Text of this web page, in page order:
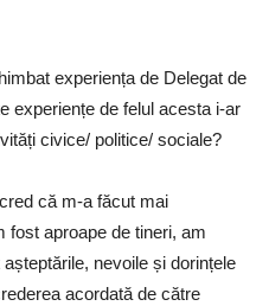
experiența de Delegat de
experiențe de felul acesta i-ar
civice/ politice/ sociale?
că m-a făcut mai
fost aproape de tineri, am
nevoile și dorințele
acordată de către